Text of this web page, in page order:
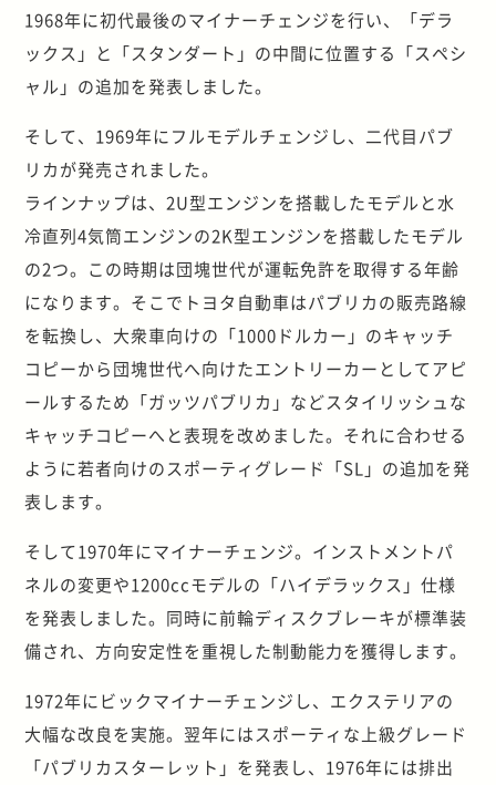
1968年に初代最後のマイナーチェンジを行い、「デラ
ックス」と「スタンダート」の中間に位置する「スペシ
ャル」の追加を発表しました。
そして、1969年にフルモデルチェンジし、二代目パブ
リカが発売されました。
ラインナップは、2U型エンジンを搭載したモデルと水
冷直列4気筒エンジンの2K型エンジンを搭載したモデル
の2つ。この時期は団塊世代が運転免許を取得する年齢
になります。そこでトヨタ自動車はパブリカの販売路線
を転換し、大衆車向けの「1000ドルカー」のキャッチ
コピーから団塊世代へ向けたエントリーカーとしてアピ
ールするため「ガッツパブリカ」などスタイリッシュな
キャッチコピーへと表現を改めました。それに合わせる
ように若者向けのスポーティグレード「SL」の追加を発
表します。
そして1970年にマイナーチェンジ。インストメントパ
ネルの変更や1200ccモデルの「ハイデラックス」仕様
を発表しました。同時に前輪ディスクブレーキが標準装
備され、方向安定性を重視した制動能力を獲得します。
1972年にビックマイナーチェンジし、エクステリアの
大幅な改良を実施。翌年にはスポーティな上級グレード
「パブリカスターレット」を発表し、1976年には排出